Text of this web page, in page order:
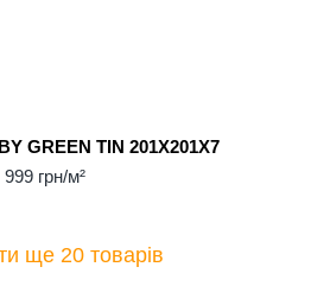
GREEN TIN 201X201X7
999 грн/м²
ще 20 товарів